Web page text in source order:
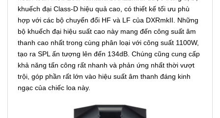
khuếch đại Class-D hiệu quả cao, có thiết kế tối ưu phù
hợp với các bộ chuyển đổi HF và LF của DXRmkII. Những
bộ khuếch đại hiệu suất cao này mang đến công suất âm
thanh cao nhất trong cùng phân loại với công suất 1100W,
tạo ra SPL ấn tượng lên đến 134dB. Chúng cũng cung cấp
khả năng tấn công rất nhanh và phản ứng nhất thời vượt
trội, góp phần rất lớn vào hiệu suất âm thanh đáng kinh
ngạc của chiếc loa này.